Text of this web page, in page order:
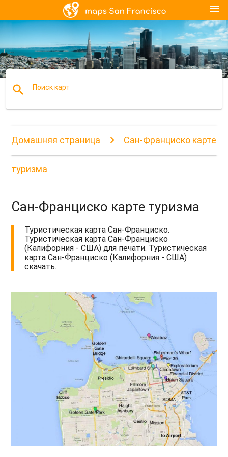
menu
search Поиск карт
Домашняя страница Сан-Франциско карте
туризма
Сан-Франциско карте туризма
Туристическая карта Сан-Франциско.
Туристическая карта Сан-Франциско
(Калифорния - США) для печати. Туристическая
карта Сан-Франциско (Калифорния - США)
скачать.